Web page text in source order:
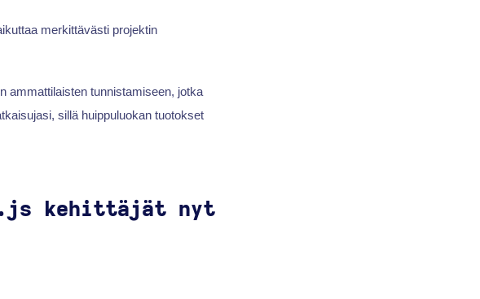
merkittävästi projektin
ammattilaisten tunnistamiseen, jotka
sillä huippuluokan tuotokset
kehittäjät nyt